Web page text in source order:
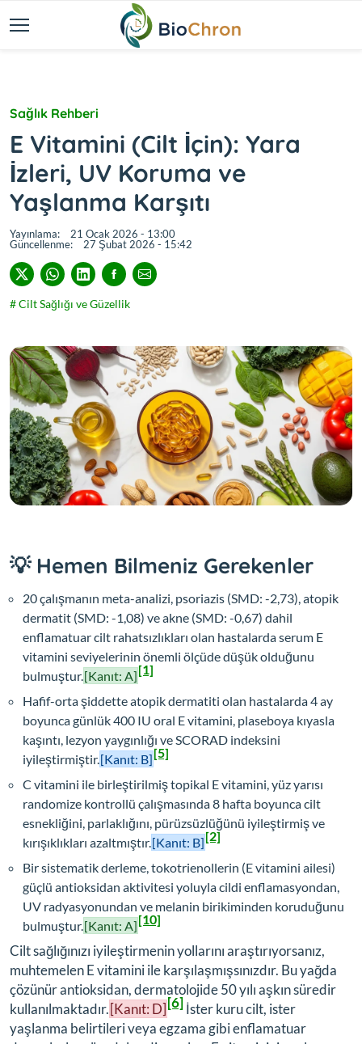
Sağlık Rehberi
E Vitamini (Cilt İçin): Yara
İzleri, UV Koruma ve
Yaşlanma Karşıtı
Yayınlama:
21 Ocak 2026 - 13:00
Güncellenme:
27 Şubat 2026 - 15:42
# Cilt Sağlığı ve Güzellik
💡 Hemen Bilmeniz Gerekenler
20 çalışmanın meta-analizi, psoriazis (SMD: -2,73), atopik
dermatit (SMD: -1,08) ve akne (SMD: -0,67) dahil
enflamatuar cilt rahatsızlıkları olan hastalarda serum E
vitamini seviyelerinin önemli ölçüde düşük olduğunu
bulmuştur.[Kanıt: A][1]
Hafif-orta şiddette atopik dermatiti olan hastalarda 4 ay
boyunca günlük 400 IU oral E vitamini, plaseboya kıyasla
kaşıntı, lezyon yaygınlığı ve SCORAD indeksini
iyileştirmiştir.[Kanıt: B][5]
C vitamini ile birleştirilmiş topikal E vitamini, yüz yarısı
randomize kontrollü çalışmasında 8 hafta boyunca cilt
esnekliğini, parlaklığını, pürüzsüzlüğünü iyileştirmiş ve
kırışıklıkları azaltmıştır.[Kanıt: B][2]
Bir sistematik derleme, tokotrienollerin (E vitamini ailesi)
güçlü antioksidan aktivitesi yoluyla cildi enflamasyondan,
UV radyasyonundan ve melanin birikiminden koruduğunu
bulmuştur.[Kanıt: A][10]
Cilt sağlığınızı iyileştirmenin yollarını araştırıyorsanız,
muhtemelen E vitamini ile karşılaşmışsınızdır. Bu yağda
çözünür antioksidan, dermatolojide 50 yılı aşkın süredir
kullanılmaktadır.[Kanıt: D][6]İster kuru cilt, ister
yaşlanma belirtileri veya egzama gibi enflamatuar